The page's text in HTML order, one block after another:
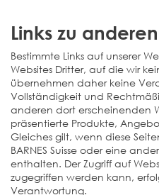
Links zu
Bestimmte Links auf unserer
Websites Dritter, auf die wir
übernehmen daher keine
Vollständigkeit und
anderen dort erscheinenden
präsentierte Produkte,
Gleiches gilt, wenn diese
BARNES Suisse oder eine
enthalten. Der Zugriff auf
zugegriffen werden kann,
Verantwortung.